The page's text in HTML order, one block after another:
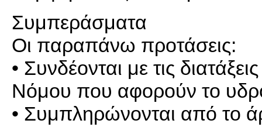
Συμπεράσματα
Οι παραπάνω προτάσεις:
• Συνδέονται με τις
Νόμου που αφορούν το
• Συμπληρώνονται από το